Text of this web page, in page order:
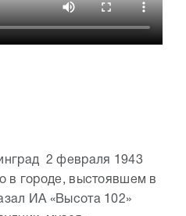
2 февраля 1943
в городе, выстоявшем в
ИА «Высота 102»